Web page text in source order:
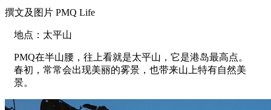
撰文及图片 PMQ Life
地点：太平山
PMQ在半山腰，往上看就是太平山，它是港岛最高点。
春初，常常会出现美丽的雾景，也带来山上特有自然美
景。